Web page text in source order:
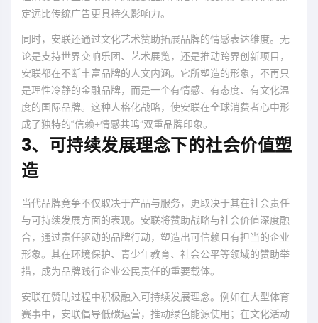
定远比传统广告更具持久影响力。
同时，安联还通过文化艺术赞助拓展品牌的情感表达维度。无
论是支持世界交响乐团、艺术展览，还是推动跨界创新项目，
安联都在不断丰富品牌的人文内涵。它所塑造的形象，不再只
是理性冷静的金融品牌，而是一个有情感、有态度、有文化温
度的国际品牌。这种人格化战略，使安联在全球消费者心中形
成了独特的“信赖+情感共鸣”双重品牌印象。
3、可持续发展理念下的社会价值塑
造
当代品牌竞争不仅取决于产品与服务，更取决于其在社会责任
与可持续发展方面的表现。安联将赞助战略与社会价值深度融
合，通过责任驱动的品牌行动，塑造出可信赖且有担当的企业
形象。其在环境保护、青少年教育、社会公平等领域的赞助举
措，成为品牌践行企业公民责任的重要载体。
安联在赞助过程中积极融入可持续发展理念。例如在大型体育
赛事中，安联倡导低碳运营，推动绿色能源使用；在文化活动